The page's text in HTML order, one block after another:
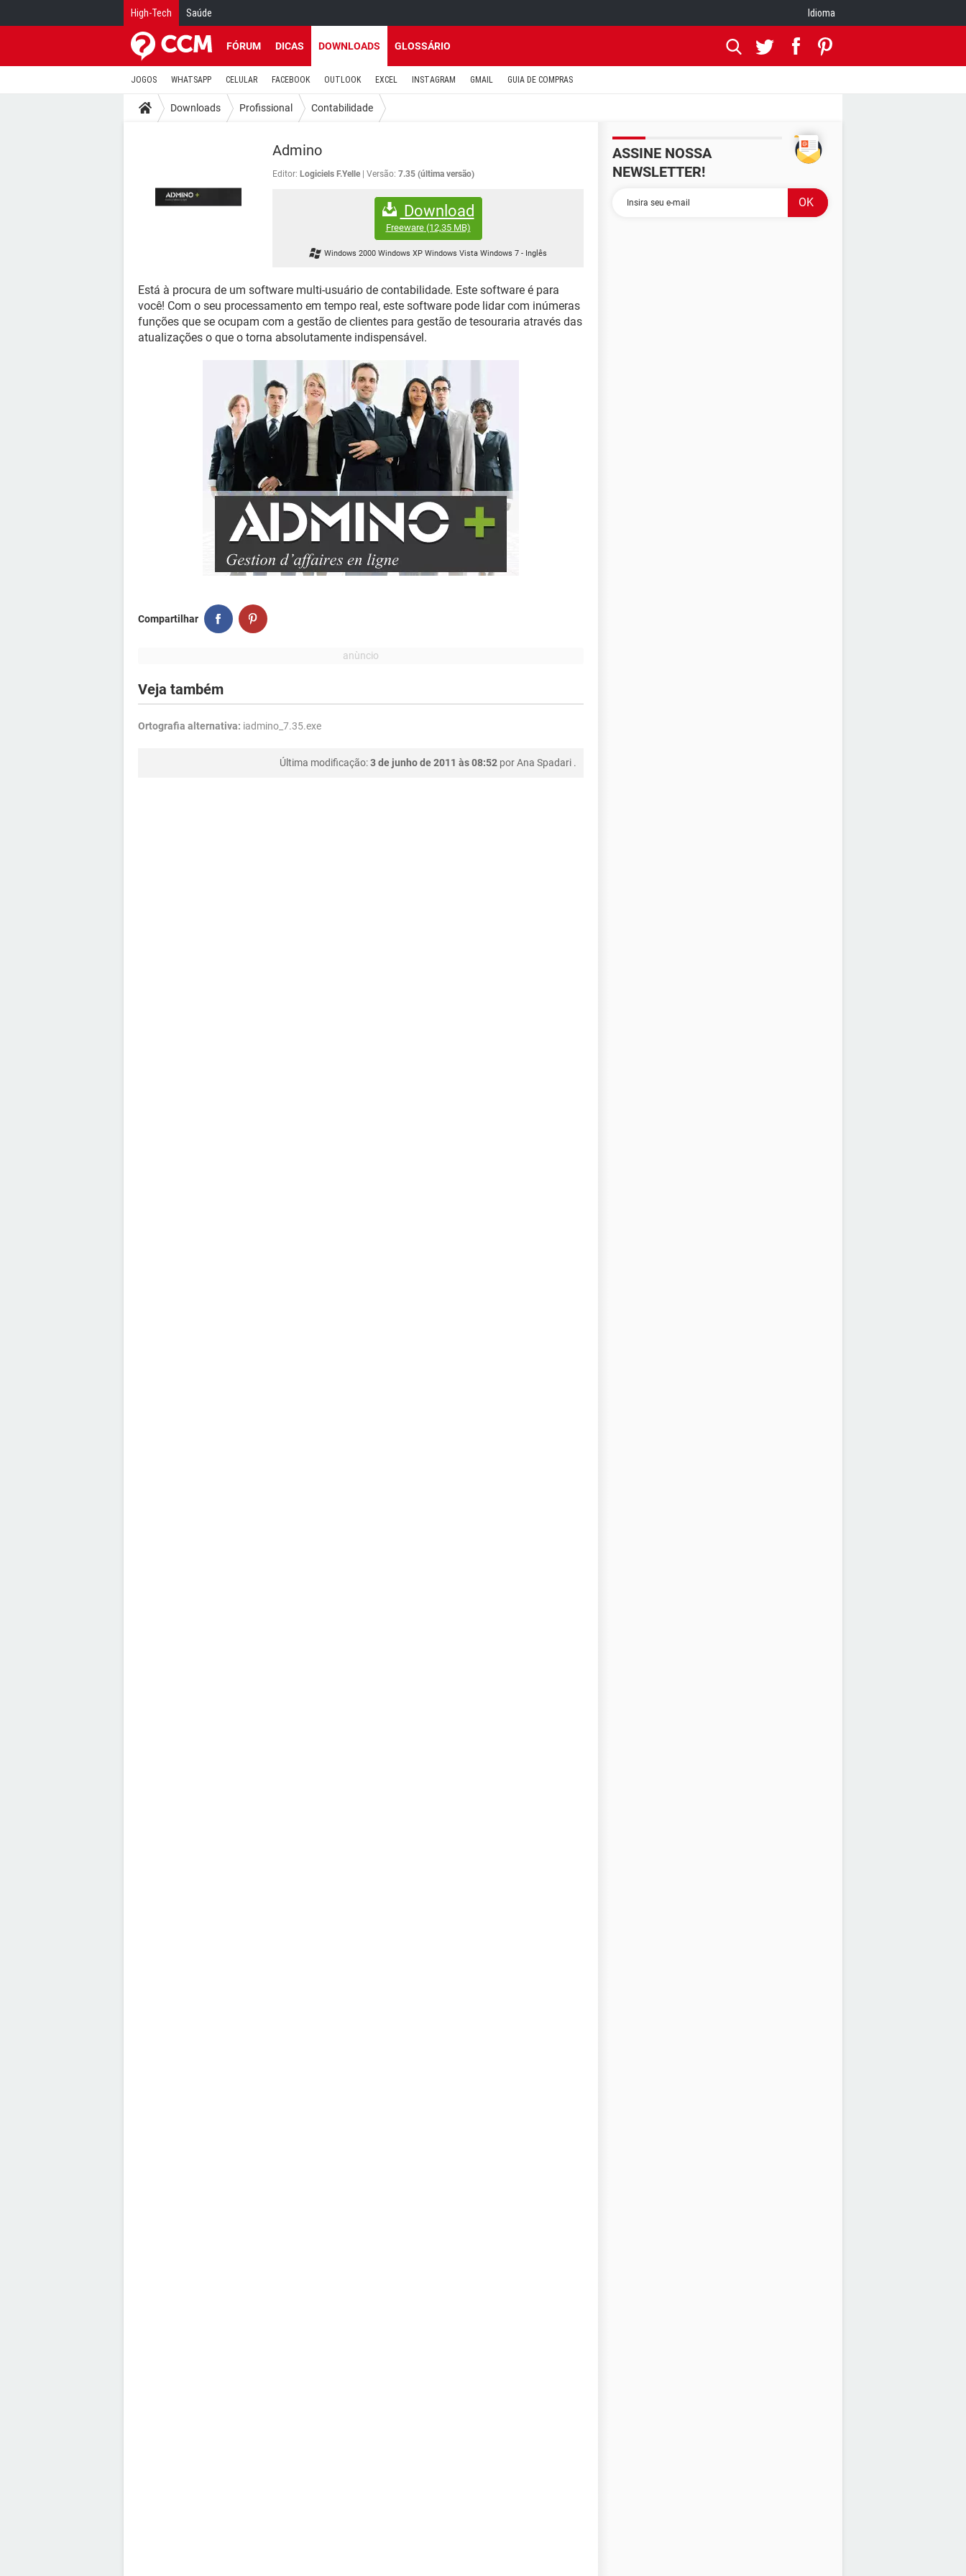
High-Tech Saúde Idioma
FÓRUM DICAS DOWNLOADS GLOSSÁRIO
JOGOS WHATSAPP CELULAR FACEBOOK OUTLOOK EXCEL INSTAGRAM GMAIL GUIA DE COMPRAS
Downloads Profissional Contabilidade
Admino
Editor: Logiciels F.Yelle Versão: 7.35 (última versão)
Download
Freeware(12,35 MB)
Windows 2000 Windows XP Windows Vista Windows 7 - Inglês
Está à procura de um software multi-usuário de contabilidade. Este software é para
você! Com o seu processamento em tempo real, este software pode lidar com inúmeras
funções que se ocupam com a gestão de clientes para gestão de tesouraria através das
atualizações o que o torna absolutamente indispensável.
Compartilhar
Veja também
Ortografia alternativa: iadmino_7.35.exe
Última modificação:3 de junho de 2011 às 08:52 porAna Spadari .
ASSINE NOSSA
NEWSLETTER!